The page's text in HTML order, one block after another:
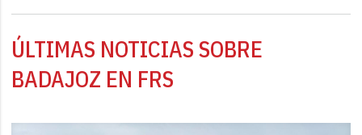
ÚLTIMAS NOTICIAS SOBRE
BADAJOZ EN FRS